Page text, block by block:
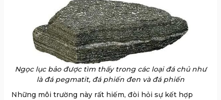
Ngọc lục bảo được tìm thấy trong các loại đá chủ như
là đá pegmatit, đá phiến đen và đá phiến
Những môi trường này rất hiếm, đòi hỏi sự kết hợp